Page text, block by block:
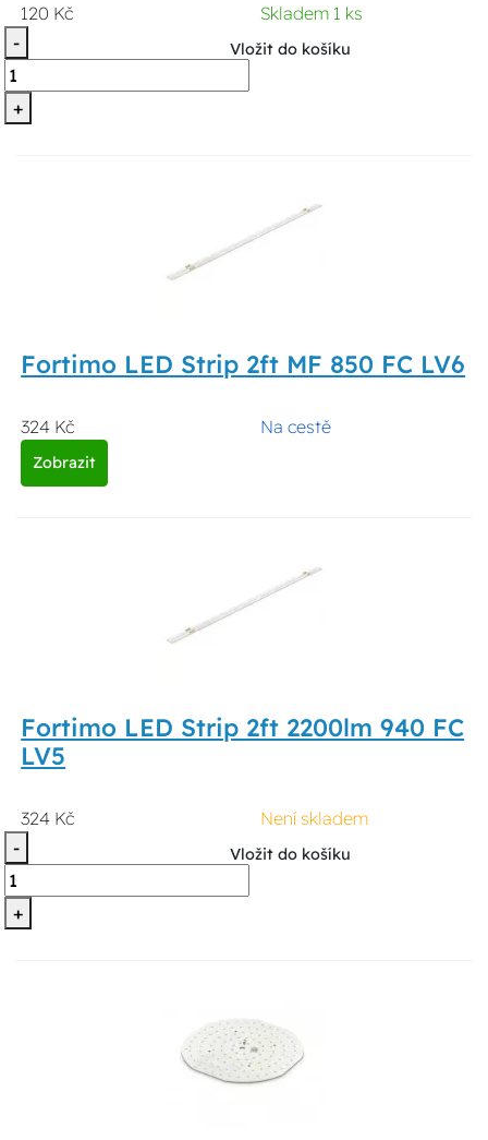
120 Kč
Skladem 1 ks
-
+
Vložit do košíku
Fortimo LED Strip 2ft MF 850 FC LV6
324 Kč Na cestě
Zobrazit
Fortimo LED Strip 2ft 2200lm 940 FC
LV5
324 Kč
Není skladem
-
+
Vložit do košíku